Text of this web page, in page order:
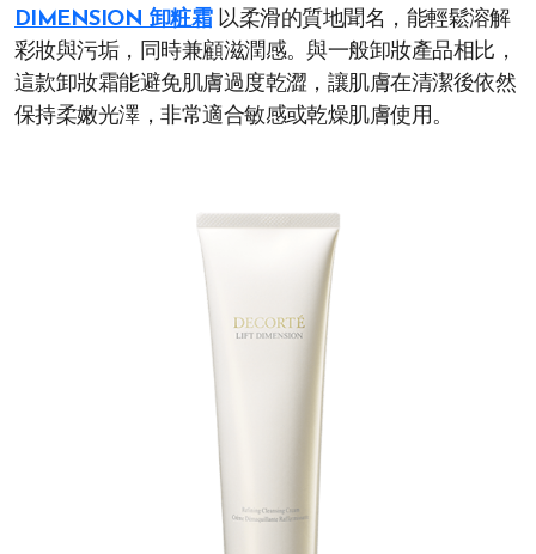
DIMENSION 卸粧霜以柔滑的質地聞名，能輕鬆溶解
彩妝與污垢，同時兼顧滋潤感。與一般卸妝產品相比，
這款卸妝霜能避免肌膚過度乾澀，讓肌膚在清潔後依然
保持柔嫩光澤，非常適合敏感或乾燥肌膚使用。